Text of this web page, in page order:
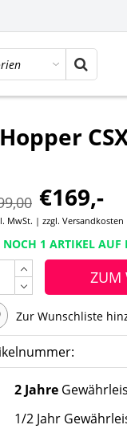
€169,-
MwSt. | zzgl. Versandkosten
NOCH 1 ARTIKEL AUF
ZUM
Zur Wunschliste
2 Jahre
1/2 Jahr